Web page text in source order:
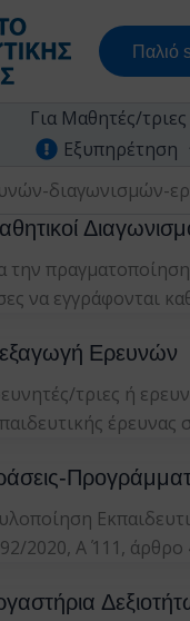
Παλιό
Για Μαθητές/τριες
Εξυπηρέτηση
διαγωνισμών-
την
να εγγράφονται
Ερευνών
τριες ή
2020, Α΄ 111,